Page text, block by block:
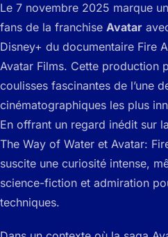
Le 7 novembre 2025 marque
fans de la franchise Avatar
Disney+ du documentaire Fire
Avatar Films. Cette production
coulisses fascinantes de l’une
cinématographiques les plus
En offrant un regard inédit sur
The Way of Water et Avatar:
suscite une curiosité intense,
science-fiction et admiration
techniques.